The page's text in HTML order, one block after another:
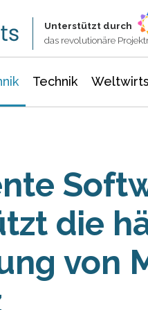
Unterstützt durch
das revolutionäre
Technik
die
von